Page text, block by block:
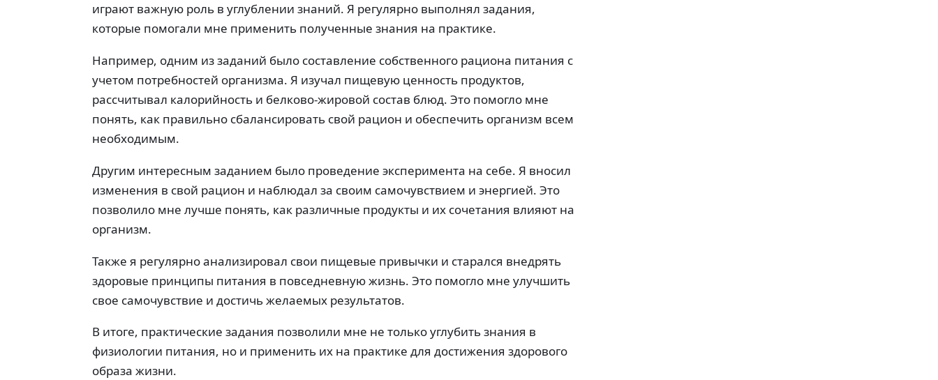
играют важную роль в углублении знаний. Я регулярно выполнял задания,
которые помогали мне применить полученные знания на практике.
Например, одним из заданий было составление собственного рациона питания с
учетом потребностей организма. Я изучал пищевую ценность продуктов,
рассчитывал калорийность и белково-жировой состав блюд. Это помогло мне
понять, как правильно сбалансировать свой рацион и обеспечить организм всем
необходимым.
Другим интересным заданием было проведение эксперимента на себе. Я вносил
изменения в свой рацион и наблюдал за своим самочувствием и энергией. Это
позволило мне лучше понять, как различные продукты и их сочетания влияют на
организм.
Также я регулярно анализировал свои пищевые привычки и старался внедрять
здоровые принципы питания в повседневную жизнь. Это помогло мне улучшить
свое самочувствие и достичь желаемых результатов.
В итоге, практические задания позволили мне не только углубить знания в
физиологии питания, но и применить их на практике для достижения здорового
образа жизни.